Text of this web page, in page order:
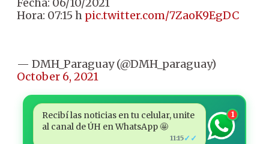
Hora: 07:15 h pic.twitter.com/7ZaoK9EgDC
— DMH_Paraguay (@DMH_paraguay)
October 6, 2021
Recibí las noticias en tu celular, unite
al canal de ÚH en WhatsApp 🤩
11:15✓✓
1